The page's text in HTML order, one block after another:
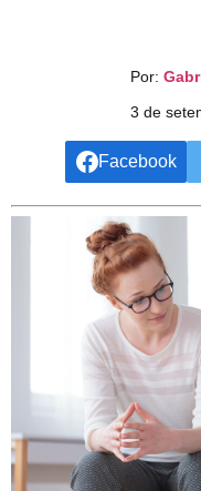
Por:
3 de
Facebook